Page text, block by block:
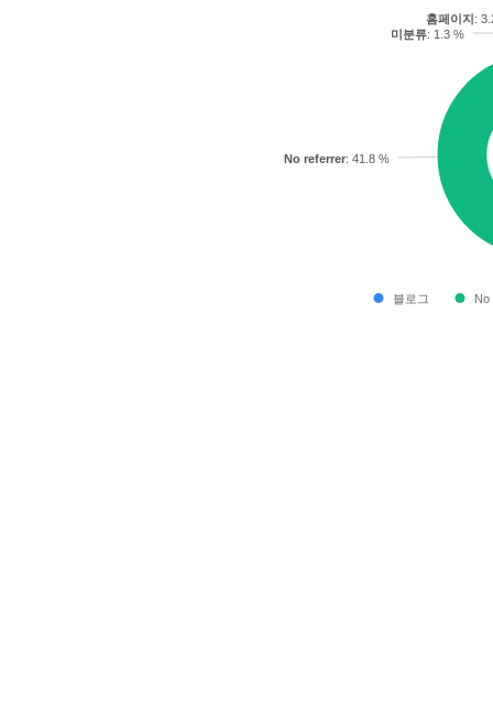
No referrer: 41.8 %
미분류: 1.3 %
홈페이지:
블로그 No